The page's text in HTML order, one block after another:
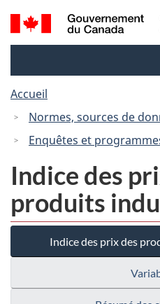
Recherche
et
Accueil
Normes, sources de
Enquêtes et
Indice des
produits
Indice des prix des